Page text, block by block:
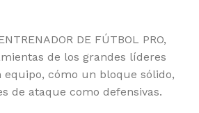
DE FÚTBOL PRO,
de los grandes líderes
equipo, cómo un bloque sólido,
de ataque como defensivas.